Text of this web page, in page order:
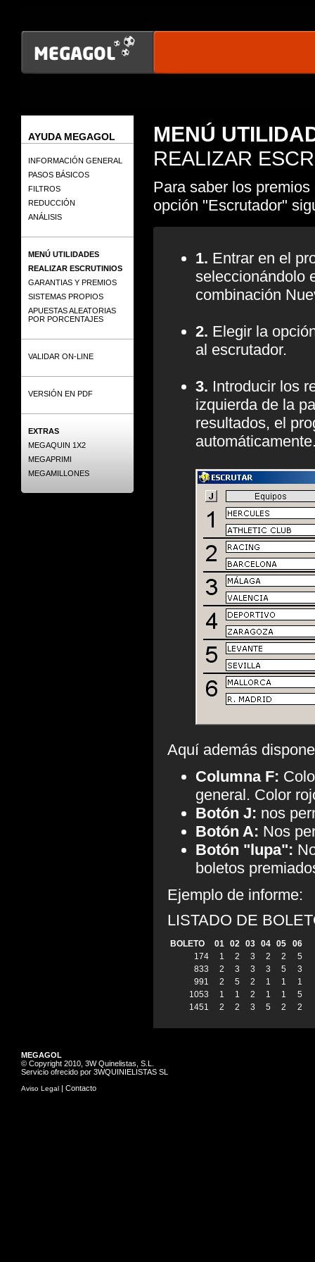
AYUDA MEGAGOL
INFORMACIÓN GENERAL
PASOS BÁSICOS
FILTROS
REDUCCIÓN
ANÁLISIS
MENÚ UTILIDADES
REALIZAR ESCRUTINIOS
GARANTIAS Y PREMIOS
SISTEMAS PROPIOS
APUESTAS ALEATORIAS
POR PORCENTAJES
VALIDAR ON-LINE
VERSIÓN EN PDF
EXTRAS
MEGAQUIN 1X2
MEGAPRIMI
MEGAMILLONES
MENÚ
REALIZAR
Para saber los
opción "Escrutador"
1. Entrar en el
seleccionándolo
combinación
2. Elegir la
al escrutador.
3. Introducir los
izquierda de la
resultados, el
Aquí además
Columna F:
general. Color
Botón J: nos
Botón A: Nos
Botón "lupa":
boletos
Ejemplo de informe:
LISTADO DE
BOLETO 01 02 03 04 05
06
174
1 2 3 2 2
5
833
2 3 3 3 5
3
991
2 5 2 1 1
1
1053
1 1 2 1 1
5
1451
2 2 3 5 2 2
MEGAGOL
© Copyright 2010, 3W Quinelistas, S.L.
Servicio ofrecido por 3WQUINIELISTAS SL
Aviso Legal | Contacto